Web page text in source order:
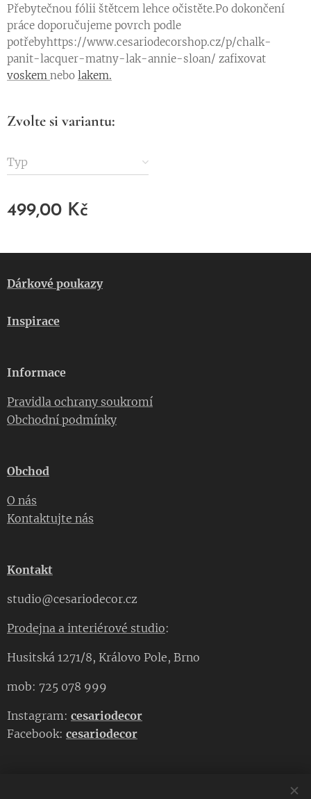
Přebytečnou fólii štětcem lehce očistěte.Po dokončení
práce doporučujeme povrch podle
potřebyhttps://www.cesariodecorshop.cz/p/chalk-
panit-lacquer-matny-lak-annie-sloan/ zafixovat
voskem nebo lakem.
Zvolte si variantu:
Typ
499,00 Kč
Dárkové poukazy
Inspirace
Informace
Pravidla ochrany soukromí
Obchodní podmínky
Obchod
O nás
Kontaktujte nás
Kontakt
studio@cesariodecor.cz
Prodejna a interiérové studio:
Husitská 1271/8, Královo Pole, Brno
mob: 725 078 999
Instagram: cesariodecor
Facebook: cesariodecor